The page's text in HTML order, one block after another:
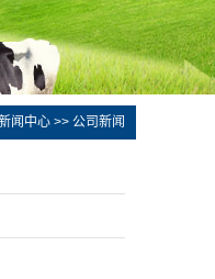
闻中心 >> 公司新闻